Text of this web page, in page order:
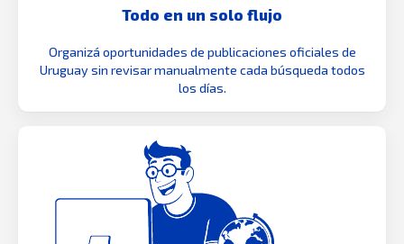
Todo en un solo flujo
Organizá oportunidades de publicaciones oficiales de
Uruguay sin revisar manualmente cada búsqueda todos
los días.